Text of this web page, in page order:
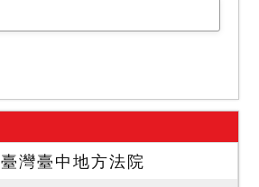
臺灣臺中地方法院